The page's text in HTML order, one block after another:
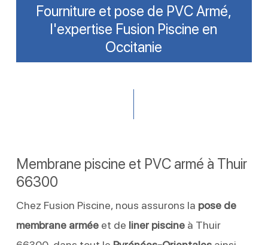
Fourniture et pose de PVC Armé,
l'expertise Fusion Piscine en
Occitanie
Membrane piscine et PVC armé à Thuir
66300
Chez Fusion Piscine, nous assurons la pose de
membrane arméeet de liner piscineà Thuir